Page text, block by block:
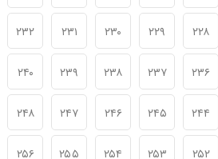
۲۲۸ ۲۲۹ ۲۳۰ ۲۳۱ ۲۳۲
۲۳۶ ۲۳۷ ۲۳۸ ۲۳۹ ۲۴۰
۲۴۴ ۲۴۵ ۲۴۶ ۲۴۷ ۲۴۸
۲۵۲ ۲۵۳ ۲۵۴ ۲۵۵ ۲۵۶